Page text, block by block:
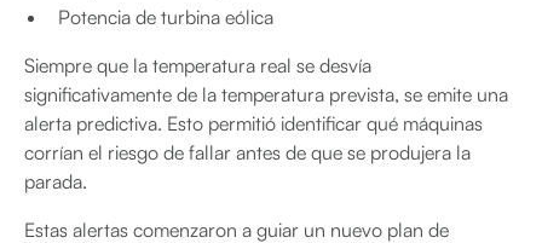
Potencia de turbina eólica
Siempre que la temperatura real se desvía
significativamente de la temperatura prevista, se emite una
alerta predictiva. Esto permitió identificar qué máquinas
corrían el riesgo de fallar antes de que se produjera la
parada.
Estas alertas comenzaron a guiar un nuevo plan de